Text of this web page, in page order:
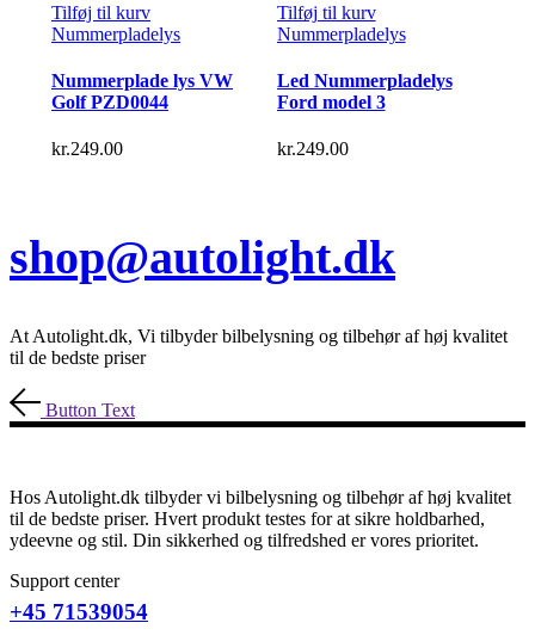
Tilføj til kurv
Nummerpladelys
Nummerplade lys VW
Golf PZD0044
kr.249.00
Tilføj til kurv
Nummerpladelys
Led Nummerpladelys
Ford model 3
kr.249.00
shop@autolight.dk
At Autolight.dk, Vi tilbyder bilbelysning og tilbehør af høj kvalitet
til de bedste priser
Button Text
Hos Autolight.dk tilbyder vi bilbelysning og tilbehør af høj kvalitet
til de bedste priser. Hvert produkt testes for at sikre holdbarhed,
ydeevne og stil. Din sikkerhed og tilfredshed er vores prioritet.
Support center
+45 71539054